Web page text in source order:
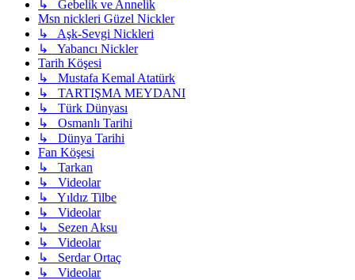
↳ Gebelik ve Annelik
Msn nickleri Güzel Nickler
↳ Aşk-Sevgi Nickleri
↳ Yabancı Nickler
Tarih Köşesi
↳ Mustafa Kemal Atatürk
↳ TARTIŞMA MEYDANI
↳ Türk Dünyası
↳ Osmanlı Tarihi
↳ Dünya Tarihi
Fan Köşesi
↳ Tarkan
↳ Videolar
↳ Yıldız Tilbe
↳ Videolar
↳ Sezen Aksu
↳ Videolar
↳ Serdar Ortaç
↳ Videolar